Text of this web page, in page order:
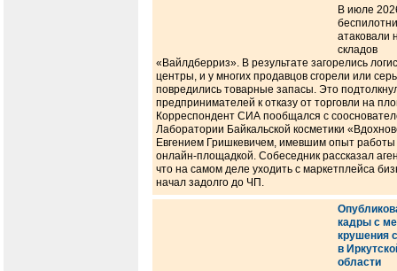
В июле
атаковали
складов
«Вайлдберриз». В результате загорелись
центры, и у многих продавцов сгорели или
повредились товарные запасы. Это
предпринимателей к отказу от торговли на
Корреспондент СИА пообщался с
Лаборатории Байкальской косметики
Евгением Гришкевичем, имевшим опыт работы
онлайн-площадкой. Собеседник рассказал
что на самом деле уходить с маркетплейса
начал задолго до ЧП.
кадры с
крушения
в
области